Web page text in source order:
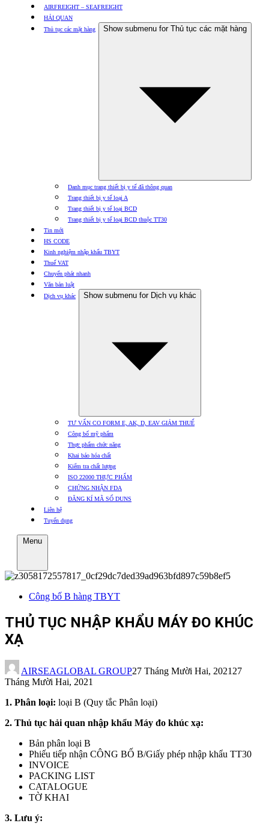
AIRFREIGHT – SEAFREIGHT
HẢI QUAN
Thủ tục các mặt hàng
Show submenu for Thủ tục các mặt hàng
Danh mục trang thiết bị y tế đã thông quan
Trang thiết bị y tế loại A
Trang thiết bị y tế loại BCD
Trang thiết bị y tế loại BCD thuộc TT30
Tin mới
HS CODE
Kinh nghiệm nhập khẩu TBYT
Thuế VAT
Chuyển phát nhanh
Văn bản luật
Dịch vụ khác
Show submenu for Dịch vụ khác
TƯ VẤN CO FORM E, AK, D, EAV GIẢM THUẾ
Công bố mỹ phẩm
Thực phẩm chức năng
Khai báo hóa chất
Kiểm tra chất lượng
ISO 22000 THỰC PHẨM
CHỨNG NHẬN FDA
ĐĂNG KÍ MÃ SỐ DUNS
Liên hệ
Tuyển dụng
Menu
Công bố B hàng TBYT
THỦ TỤC NHẬP KHẨU MÁY ĐO KHÚC
XẠ
AIRSEAGLOBAL GROUP27 Tháng Mười Hai, 2021 27
Tháng Mười Hai, 2021
1. Phân loại: loại B (Quy tắc Phân loại)
2. Thủ tục hải quan nhập khẩu Máy đo khúc xạ:
Bản phân loại B
Phiếu tiếp nhận CÔNG BỐ B/Giấy phép nhập khẩu TT30
INVOICE
PACKING LIST
CATALOGUE
TỜ KHAI
3. Lưu ý: